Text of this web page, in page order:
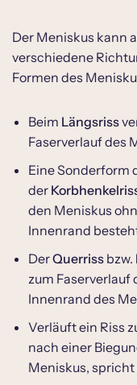
Der Meniskus kann
verschiedene
Formen des
Beim Längsriss
Faserverlauf des
Eine Sonderform
der
den Meniskus
Innenrand
DerQuerriss bzw.
zum Faserverlauf
Innenrand des
Verläuft ein Riss
nach einer
Meniskus,